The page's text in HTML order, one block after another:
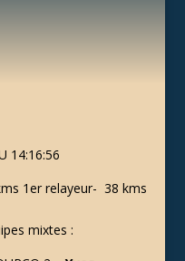
14:16:56
1er relayeur- 38 kms
mixtes :